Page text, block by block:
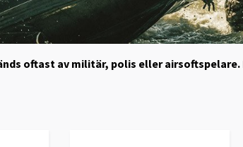
oftast av militär, polis eller airsoftspelare.